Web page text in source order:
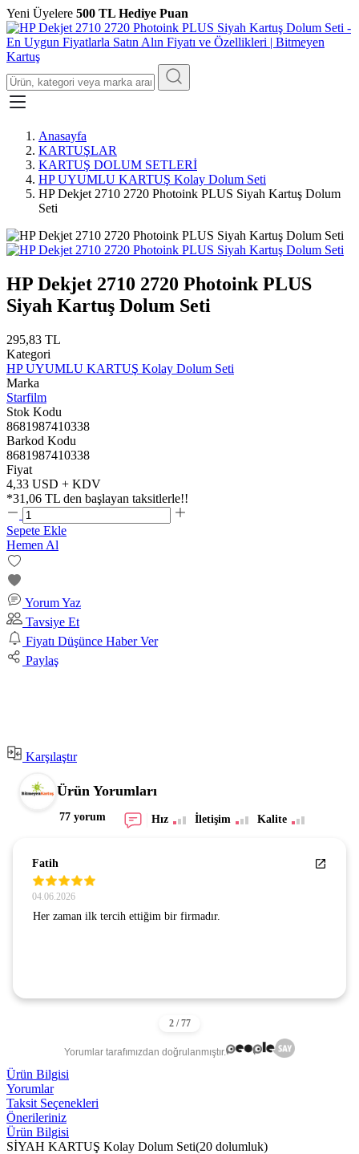
Yeni Üyelere 500 TL Hediye Puan
Anasayfa
KARTUŞLAR
KARTUŞ DOLUM SETLERİ
HP UYUMLU KARTUŞ Kolay Dolum Seti
HP Dekjet 2710 2720 Photoink PLUS Siyah Kartuş Dolum
Seti
HP Dekjet 2710 2720 Photoink PLUS
Siyah Kartuş Dolum Seti
295,83 TL
Kategori
HP UYUMLU KARTUŞ Kolay Dolum Seti
Marka
Starfilm
Stok Kodu
8681987410338
Barkod Kodu
8681987410338
Fiyat
4,33 USD + KDV
*31,06 TL den başlayan taksitlerle!!
Sepete Ekle
Hemen Al
Yorum Yaz
Tavsiye Et
Fiyatı Düşünce Haber Ver
Paylaş
Karşılaştır
Ürün Yorumları
77 yorum Hız İletişim Kalite
Fatih
04.06.2026
Her zaman ilk tercih ettiğim bir firmadır.
Yorumlar tarafımızdan doğrulanmıştır.
Ürün Bilgisi
Yorumlar
Taksit Seçenekleri
Önerileriniz
Ürün Bilgisi
SİYAH KARTUŞ Kolay Dolum Seti(20 dolumluk)